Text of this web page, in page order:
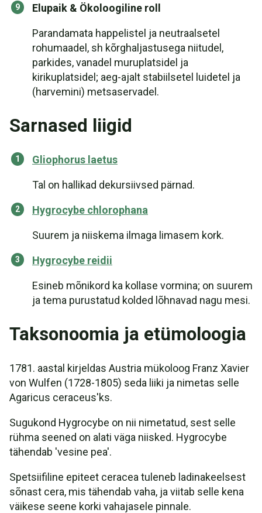
Elupaik & Ökoloogiline roll
Parandamata happelistel ja neutraalsetel
rohumaadel, sh kõrghaljastusega niitudel,
parkides, vanadel muruplatsidel ja
kirikuplatsidel; aeg-ajalt stabiilsetel luidetel ja
(harvemini) metsaservadel.
Sarnased liigid
Gliophorus laetus
Tal on hallikad dekursiivsed pärnad.
Hygrocybe chlorophana
Suurem ja niiskema ilmaga limasem kork.
Hygrocybe reidii
Esineb mõnikord ka kollase vormina; on suurem
ja tema purustatud kolded lõhnavad nagu mesi.
Taksonoomia ja etümoloogia
1781. aastal kirjeldas Austria mükoloog Franz Xavier
von Wulfen (1728-1805) seda liiki ja nimetas selle
Agaricus ceraceus'ks.
Sugukond Hygrocybe on nii nimetatud, sest selle
rühma seened on alati väga niisked. Hygrocybe
tähendab 'vesine pea'.
Spetsiifiline epiteet ceracea tuleneb ladinakeelsest
sõnast cera, mis tähendab vaha, ja viitab selle kena
väikese seene korki vahajasele pinnale.